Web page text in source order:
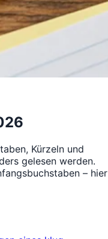
Kürzeln und
gelesen werden.
– hier